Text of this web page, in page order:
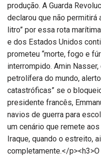
produção. A Guarda
declarou que não permitirá
litro” por essa rota
e dos Estados Unidos
prometeu “morte, fogo e
interrompido. Amin
petrolífera do mundo,
catastróficas” se o
presidente francês,
navios de guerra para
um cenário que remete
Iraque, quando o estreito,
completamente.</